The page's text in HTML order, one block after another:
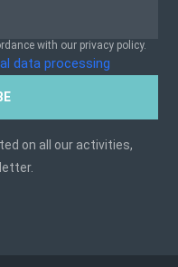
with our privacy policy.
data processing
on all our activities,